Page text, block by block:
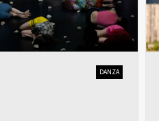
DANZA